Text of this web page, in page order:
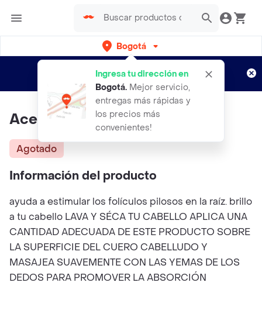
Bogotá
Ingresa tu dirección en
Bogotá. Mejor servicio,
entregas más rápidas y
los precios más
convenientes!
envíos gratis por semanas
Aplican TyC
Aceite De Biotina
Agotado
Información del producto
ayuda a estimular los folículos pilosos en la raíz. brillo
a tu cabello LAVA Y SÉCA TU CABELLO APLICA UNA
CANTIDAD ADECUADA DE ESTE PRODUCTO SOBRE
LA SUPERFICIE DEL CUERO CABELLUDO Y
MASAJEA SUAVEMENTE CON LAS YEMAS DE LOS
DEDOS PARA PROMOVER LA ABSORCIÓN